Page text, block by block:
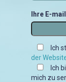
Ihre E-
Ich
der
Ich
mich zu